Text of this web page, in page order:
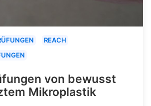
REACH
von bewusst
Mikroplastik